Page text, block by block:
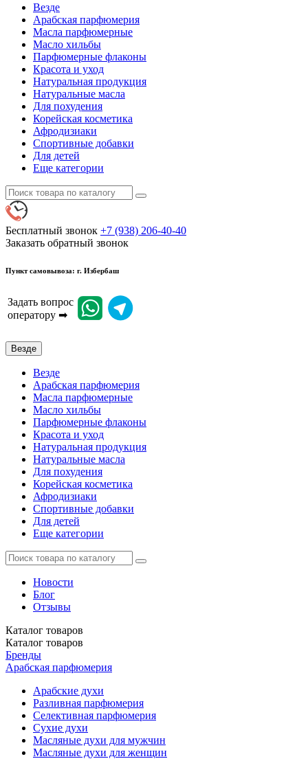
Везде
Арабская парфюмерия
Масла парфюмерные
Масло хильбы
Парфюмерные флаконы
Красота и уход
Натуральная продукция
Натуральные масла
Для похудения
Корейская косметика
Афродизиаки
Спортивные добавки
Для детей
Еще категории
Бесплатный звонок +7 (938) 206-40-40
Заказать обратный звонок
Пункт самовывоза: г. Избербаш
Задать вопрос
оператору ➡
Везде
Везде
Арабская парфюмерия
Масла парфюмерные
Масло хильбы
Парфюмерные флаконы
Красота и уход
Натуральная продукция
Натуральные масла
Для похудения
Корейская косметика
Афродизиаки
Спортивные добавки
Для детей
Еще категории
Новости
Блог
Отзывы
Каталог товаров
Каталог товаров
Бренды
Арабская парфюмерия
Арабские духи
Разливная парфюмерия
Селективная парфюмерия
Сухие духи
Масляные духи для мужчин
Масляные духи для женщин